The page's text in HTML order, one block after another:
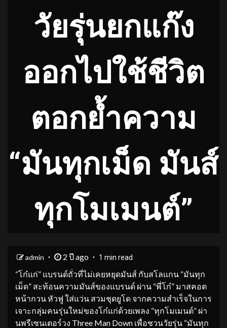
วัยรุ่นยกแก๊ง
ออกไปใช้ชีวิต
ตอกย้ำความ
“มันทุกเม็ด มันส์
ทุกโมเมนต์”
admin 2 ปี ago 1 min read
“โก๋แก่” แบรนด์ถั่วที่ไม่เคยหยุดมันส์ กับสโลแกน “มันทุก
เม็ด” สะท้อนความมันส์ของแบรนด์ ผ่าน “พี่โก๋” มาสคอต
หน้ากวน หัวฟู ใส่แว่น สวมชุดยูโด จากความสำเร็จในการ
เจาะกลุ่มคนรุ่นใหม่ของโก๋แก่ด้วยเพลง “ทุกโมเมนต์” ผ่า
นพรีเซนเตอร์วง Three Man Down เพื่อชวนวัยรุ่น “มันทุก